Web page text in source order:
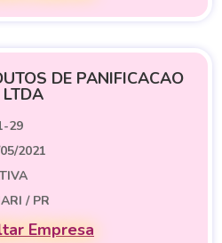
DE PANIFICACAO
LTDA
29
2021
/ PR
Empresa